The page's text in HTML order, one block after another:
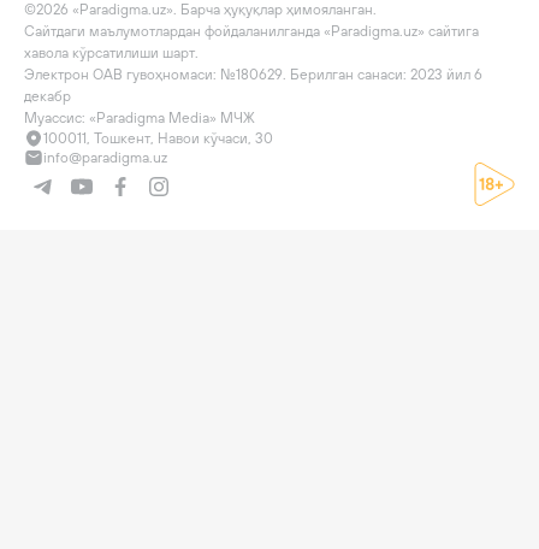
©2026 «Paradigma.uz». Барча ҳуқуқлар ҳимояланган.
Сайтдаги маълумотлардан фойдаланилганда «Paradigma.uz» сайтига
хавола кўрсатилиши шарт.
Электрон ОАВ гувоҳномаси: №180629. Берилган санаси: 2023 йил 6
декабр
Муассис: «Paradigma Media» МЧЖ
100011, Тошкент, Навои кўчаси, 30
info@paradigma.uz